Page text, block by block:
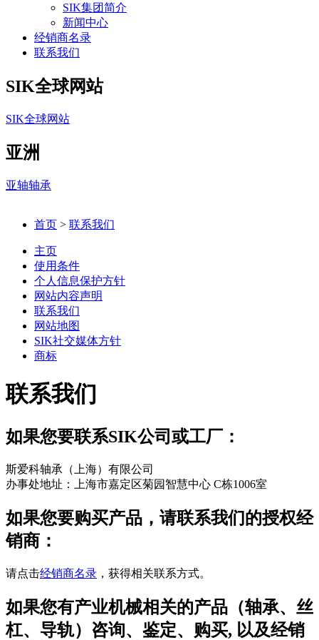
SIK集团简介
新闻中心
经销商名录
联系我们
SIK全球网站
SIK全球网站
亚洲
亚轴轴承
首页 > 联系我们
主页
使用条件
个人信息保护方针
网站内容声明
联系我们
网站地图
SIK社交媒体方针
商标
联系我们
如果您要联系SIK公司或工厂：
斯爱科轴承（上海）有限公司
办事处地址：上海市嘉定区菊园智慧中心 C栋1006室
如果您要购买产品，请联系我们的授权经
销商：
请点击经销商名录 ，获得相关联系方式。
如果您有产业机械相关的产品（轴承、丝
杠、导轨）咨询、鉴定、购买, 以及经销